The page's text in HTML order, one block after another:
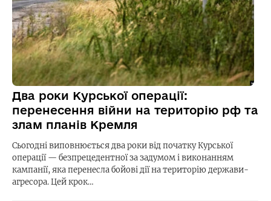
Два роки Курської операції:
перенесення війни на територію рф та
злам планів Кремля
Сьогодні виповнюється два роки від початку Курської
операції — безпрецедентної за задумом і виконанням
кампанії, яка перенесла бойові дії на територію держави-
агресора. Цей крок…